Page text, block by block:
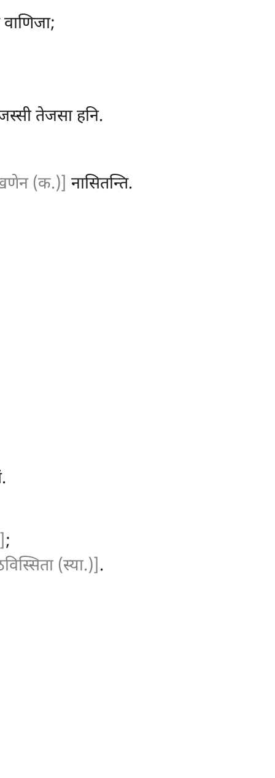
तेजसा हनि.
(क.)] नासितन्ति.
;
(स्या.)].